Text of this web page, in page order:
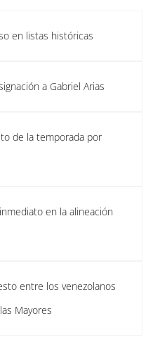
en listas históricas
a Gabriel Arias
de la temporada por
en la alineación
entre los venezolanos
Mayores